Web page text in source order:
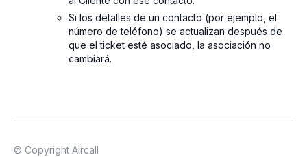
Si los detalles de un contacto (por ejemplo, el
número de teléfono) se actualizan después de
que el ticket esté asociado, la asociación no
cambiará.
© Copyright Aircall